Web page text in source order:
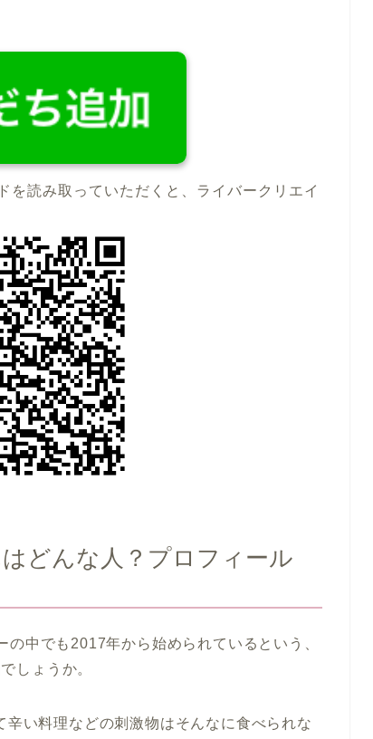
を読み取っていただくと、ライバークリエイ
どんな人？プロフィール
中でも2017年から始められているという、
しょうか。
い料理などの刺激物はそんなに食べられな